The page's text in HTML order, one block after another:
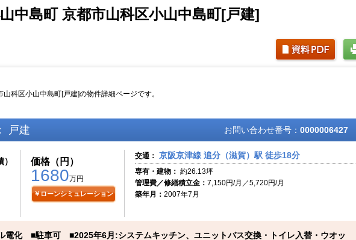
中島町 京都市山科区小山中島町[戸建]
科区小山中島町[戸建]の物件詳細ページです。
戸建 お問い合わせ番号： 0000006427
価格（円）
1680万円
￥ローンシミュレーション
交通： 京阪京津線 追分（滋賀）駅 徒歩18分
専有・建物： 約26.13坪
管理費／修繕積立金： 7,150円/月／5,720円/月
築年月： 2007年7月
電化 ■駐車可 ■2025年6月:システムキッチン、ユニットバス交換・トイレ入替・ウオッ